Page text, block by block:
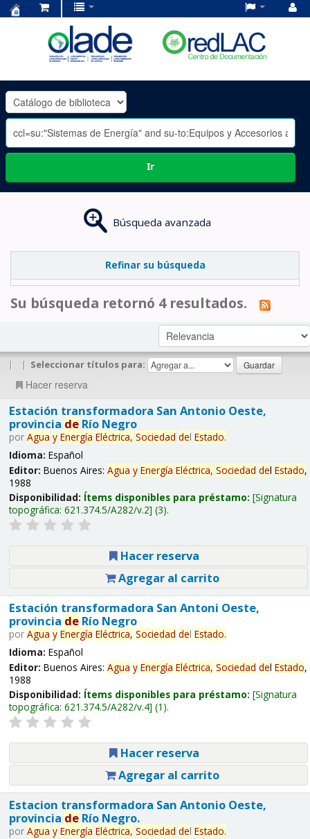
OLADE
-
Ir
Búsqueda avanzada
Refinar su búsqueda
Su búsqueda retornó 4 resultados.
| | Seleccionar títulos para:
Hacer reserva
Estación transformadora San Antonio Oeste,
provincia deRío Negro
por Agua y Energía Eléctrica, Sociedad del Estado.
Idioma: Español
Editor: Buenos Aires: Agua y Energía Eléctrica, Sociedad del Estado,
1988
Disponibilidad: Ítems disponibles para préstamo: Signatura
topográfica: 621.374.5/A282/v.2 (3).
Hacer reserva
Agregar al carrito
Estación transformadora San Antoni Oeste,
provincia deRío Negro
por Agua y Energía Eléctrica, Sociedad del Estado.
Idioma: Español
Editor: Buenos Aires: Agua y Energía Eléctrica, Sociedad del Estado,
1988
Disponibilidad: Ítems disponibles para préstamo: Signatura
topográfica: 621.374.5/A282/v.4 (1).
Hacer reserva
Agregar al carrito
Estacion transformadora San Antonio Oeste,
provincia deRío Negro.
por Agua y Energía Eléctrica, Sociedad del Estado.